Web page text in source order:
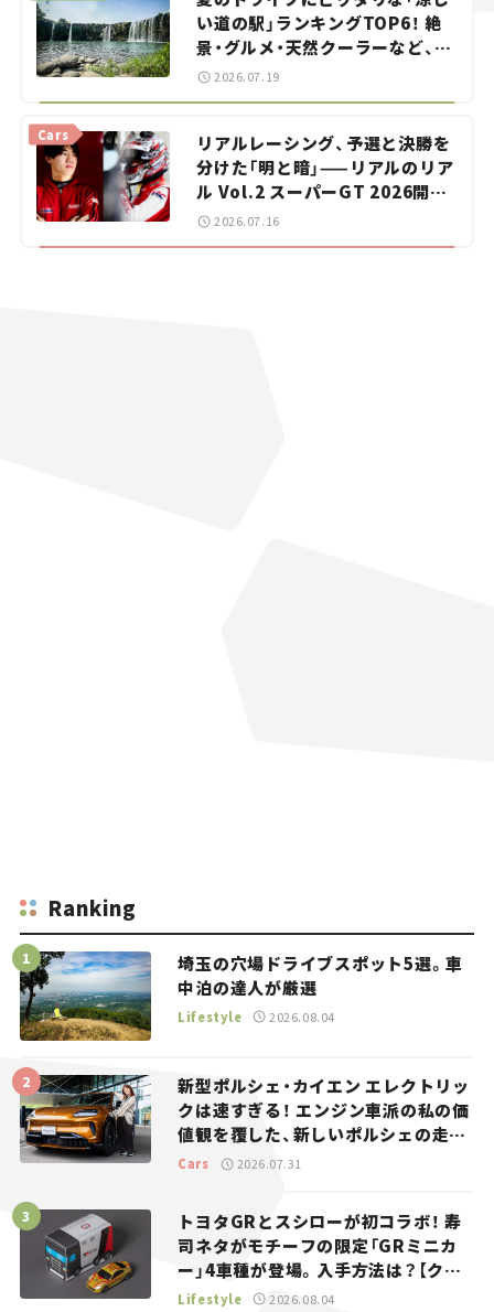
い道の駅」ランキングTOP6！ 絶
景・グルメ・天然クーラーなど、避
暑におすすめのスポットを紹介
【道の駅マニアの推し駅ガイド】
2026.07.19
リアルレーシング、予選と決勝を
分けた「明と暗」——リアルのリア
ル Vol.2 スーパーGT 2026開幕
戦 岡山国際サーキット
Cars
2026.07.16
Ranking
埼玉の穴場ドライブスポット5選。車
中泊の達人が厳選
Lifestyle 2026.08.04
新型ポルシェ・カイエン エレクトリッ
クは速すぎる！ エンジン車派の私の価
値観を覆した、新しいポルシェの走
り。
Cars 2026.07.31
トヨタGRとスシローが初コラボ！ 寿
司ネタがモチーフの限定「GRミニカ
ー」4車種が登場。入手方法は？【クル
マとホビー】
Lifestyle 2026.08.04